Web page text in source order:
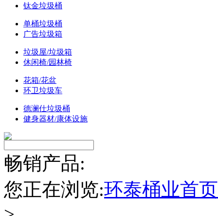
钛金垃圾桶
单桶垃圾桶
广告垃圾箱
垃圾屋/垃圾箱
休闲椅/园林椅
花箱/花盆
环卫垃圾车
德澜仕垃圾桶
健身器材/康体设施
畅销产品:
您正在浏览:环泰桶业首页